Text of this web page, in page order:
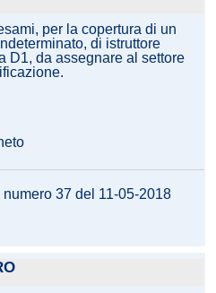
per la copertura di un
di istruttore
D1, da assegnare al settore
37 del 11-05-2018